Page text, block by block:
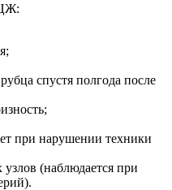
спустя полгода после
при нарушении техники
(наблюдается при